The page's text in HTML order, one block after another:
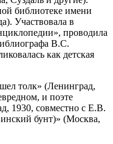
библиотеке имени
Участвовала в
проводила
B.C.
как детская
толк» (Ленинград,
и поэте
1930, совместно с Е.В.
бунт)» (Москва,